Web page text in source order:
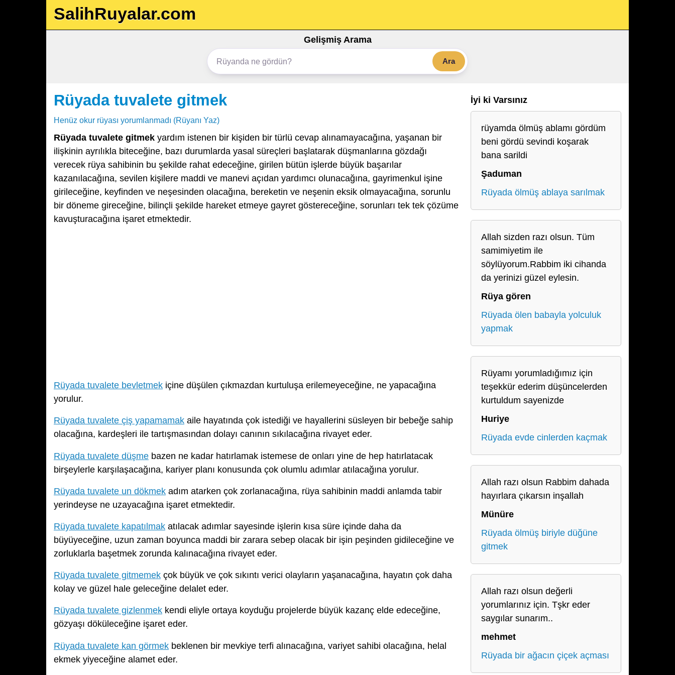
SalihRuyalar.com
Gelişmiş Arama
Ara
Rüyada tuvalete gitmek
Henüz okur rüyası yorumlanmadı (Rüyanı Yaz)
Rüyada tuvalete gitmek yardım istenen bir kişiden bir türlü cevap alınamayacağına, yaşanan bir
ilişkinin ayrılıkla biteceğine, bazı durumlarda yasal süreçleri başlatarak düşmanlarına gözdağı
verecek rüya sahibinin bu şekilde rahat edeceğine, girilen bütün işlerde büyük başarılar
kazanılacağına, sevilen kişilere maddi ve manevi açıdan yardımcı olunacağına, gayrimenkul işine
girileceğine, keyfinden ve neşesinden olacağına, bereketin ve neşenin eksik olmayacağına, sorunlu
bir döneme gireceğine, bilinçli şekilde hareket etmeye gayret göstereceğine, sorunları tek tek çözüme
kavuşturacağına işaret etmektedir.
Rüyada tuvalete bevletmek içine düşülen çıkmazdan kurtuluşa erilemeyeceğine, ne yapacağına
yorulur.
Rüyada tuvalete çiş yapamamak aile hayatında çok istediği ve hayallerini süsleyen bir bebeğe sahip
olacağına, kardeşleri ile tartışmasından dolayı canının sıkılacağına rivayet eder.
Rüyada tuvalete düşme bazen ne kadar hatırlamak istemese de onları yine de hep hatırlatacak
birşeylerle karşılaşacağına, kariyer planı konusunda çok olumlu adımlar atılacağına yorulur.
Rüyada tuvalete un dökmek adım atarken çok zorlanacağına, rüya sahibinin maddi anlamda tabir
yerindeyse ne uzayacağına işaret etmektedir.
Rüyada tuvalete kapatılmak atılacak adımlar sayesinde işlerin kısa süre içinde daha da
büyüyeceğine, uzun zaman boyunca maddi bir zarara sebep olacak bir işin peşinden gidileceğine ve
zorluklarla başetmek zorunda kalınacağına rivayet eder.
Rüyada tuvalete gitmemek çok büyük ve çok sıkıntı verici olayların yaşanacağına, hayatın çok daha
kolay ve güzel hale geleceğine delalet eder.
Rüyada tuvalete gizlenmek kendi eliyle ortaya koyduğu projelerde büyük kazanç elde edeceğine,
gözyaşı döküleceğine işaret eder.
Rüyada tuvalete kan görmek beklenen bir mevkiye terfi alınacağına, variyet sahibi olacağına, helal
ekmek yiyeceğine alamet eder.
İyi ki Varsınız
rüyamda ölmüş ablamı gördüm
beni gördü sevindi koşarak
bana sarildi
Şaduman
Rüyada ölmüş ablaya sarılmak
Allah sizden razı olsun. Tüm
samimiyetim ile
söylüyorum.Rabbim iki cihanda
da yerinizi güzel eylesin.
Rüya gören
Rüyada ölen babayla yolculuk
yapmak
Rüyamı yorumladığımız için
teşekkür ederim düşüncelerden
kurtuldum sayenizde
Huriye
Rüyada evde cinlerden kaçmak
Allah razı olsun Rabbim dahada
hayırlara çıkarsın inşallah
Münüre
Rüyada ölmüş biriyle düğüne
gitmek
Allah razı olsun değerli
yorumlarınız için. Tşkr eder
saygılar sunarım..
mehmet
Rüyada bir ağacın çiçek açması